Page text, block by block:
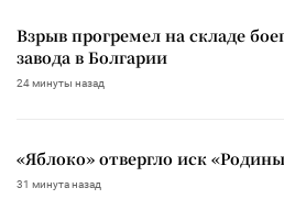
Взрыв прогремел на складе
завода в Болгарии
24 минуты назад
«Яблоко» отвергло иск
31 минута назад